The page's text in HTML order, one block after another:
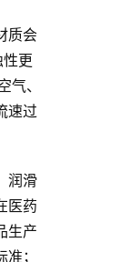
质会
更
气、
速过
润滑
医药
生产
；